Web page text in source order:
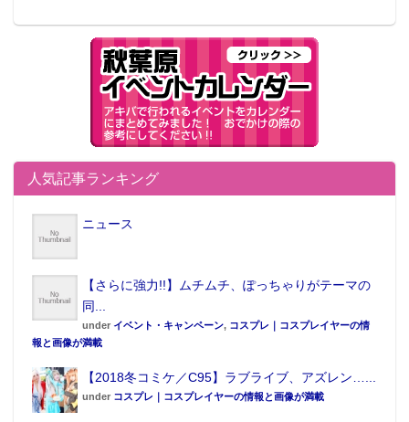
キサラギ
人気記事ランキング
ニュース
【さらに強力!!】ムチムチ、ぽっちゃりがテーマの
同...
under イベント・キャンペーン, コスプレ｜コスプレイヤーの情
報と画像が満載
【2018冬コミケ／C95】ラブライブ、アズレン…...
under コスプレ｜コスプレイヤーの情報と画像が満載